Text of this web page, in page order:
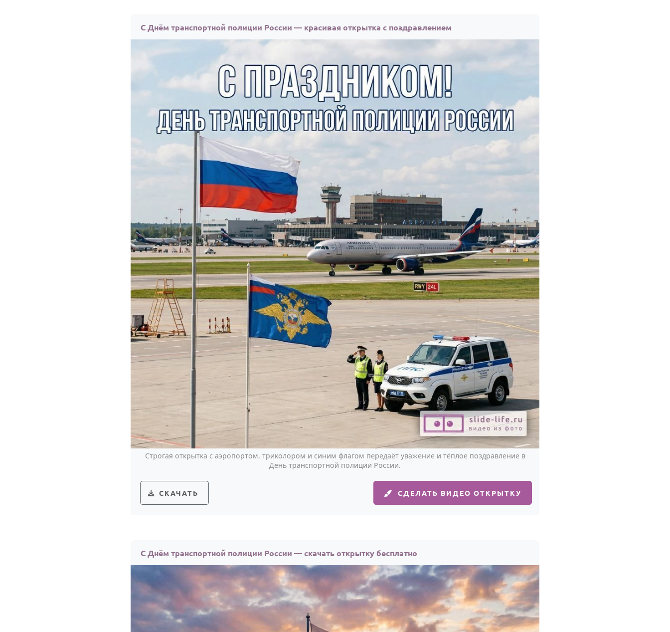
С Днём транспортной полиции России — красивая открытка с поздравлением
Строгая открытка с аэропортом, триколором и синим флагом передаёт уважение и тёплое поздравление в
День транспортной полиции России.
СКАЧАТЬ СДЕЛАТЬ ВИДЕО ОТКРЫТКУ
С Днём транспортной полиции России — скачать открытку бесплатно